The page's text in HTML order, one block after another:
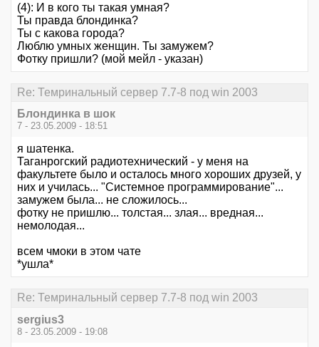
(4): И в кого ты такая умная?
Ты правда блондинка?
Ты с какова города?
Люблю умных женщин. Ты замужем?
Фотку пришли? (мой мейл - указан)
Re: Темринальный сервер 7.7-8 под win 2003
Блондинка в шок
7 - 23.05.2009 - 18:51
я шатенка.
Таганрогский радиотехнический - у меня на
факультете было и осталось много хороших друзей, у
них и училась... "Системное программирование"...
замужем была... не сложилось...
фотку не пришлю... толстая... злая... вредная...
немолодая...
всем чмоки в этом чате
*ушла*
Re: Темринальный сервер 7.7-8 под win 2003
sergius3
8 - 23.05.2009 - 19:08